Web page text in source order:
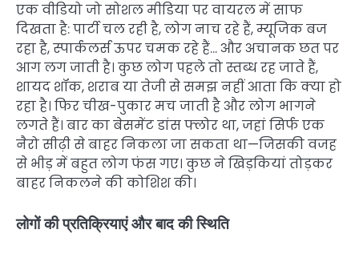
एक वीडियो जो सोशल मीडिया पर वायरल में साफ
दिखता है: पार्टी चल रही है, लोग नाच रहे हैं, म्यूजिक बज
रहा है, स्पार्कलर्स ऊपर चमक रहे हैं… और अचानक छत पर
आग लग जाती है। कुछ लोग पहले तो स्तब्ध रह जाते हैं,
शायद शॉक, शराब या तेजी से समझ नहीं आता कि क्या हो
रहा है। फिर चीख-पुकार मच जाती है और लोग भागने
लगते हैं। बार का बेसमेंट डांस फ्लोर था, जहां सिर्फ एक
नैरो सीढ़ी से बाहर निकला जा सकता था—जिसकी वजह
से भीड़ में बहुत लोग फंस गए। कुछ ने खिड़कियां तोड़कर
बाहर निकलने की कोशिश की।
लोगों की प्रतिक्रियाएं और बाद की स्थिति